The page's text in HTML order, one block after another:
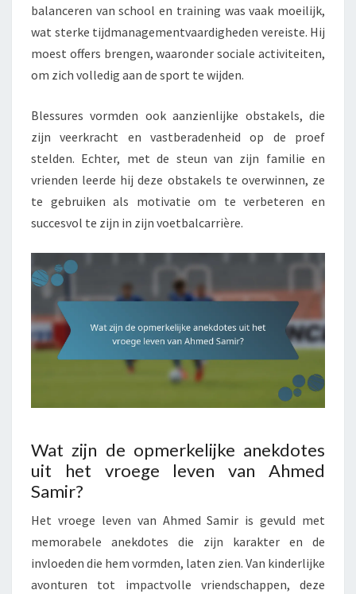
balanceren van school en training was vaak moeilijk,
wat sterke tijdmanagementvaardigheden vereiste. Hij
moest offers brengen, waaronder sociale activiteiten,
om zich volledig aan de sport te wijden.
Blessures vormden ook aanzienlijke obstakels, die
zijn veerkracht en vastberadenheid op de proef
stelden. Echter, met de steun van zijn familie en
vrienden leerde hij deze obstakels te overwinnen, ze
te gebruiken als motivatie om te verbeteren en
succesvol te zijn in zijn voetbalcarrière.
Wat zijn de opmerkelijke anekdotes
uit het vroege leven van Ahmed
Samir?
Het vroege leven van Ahmed Samir is gevuld met
memorabele anekdotes die zijn karakter en de
invloeden die hem vormden, laten zien. Van kinderlijke
avonturen tot impactvolle vriendschappen, deze